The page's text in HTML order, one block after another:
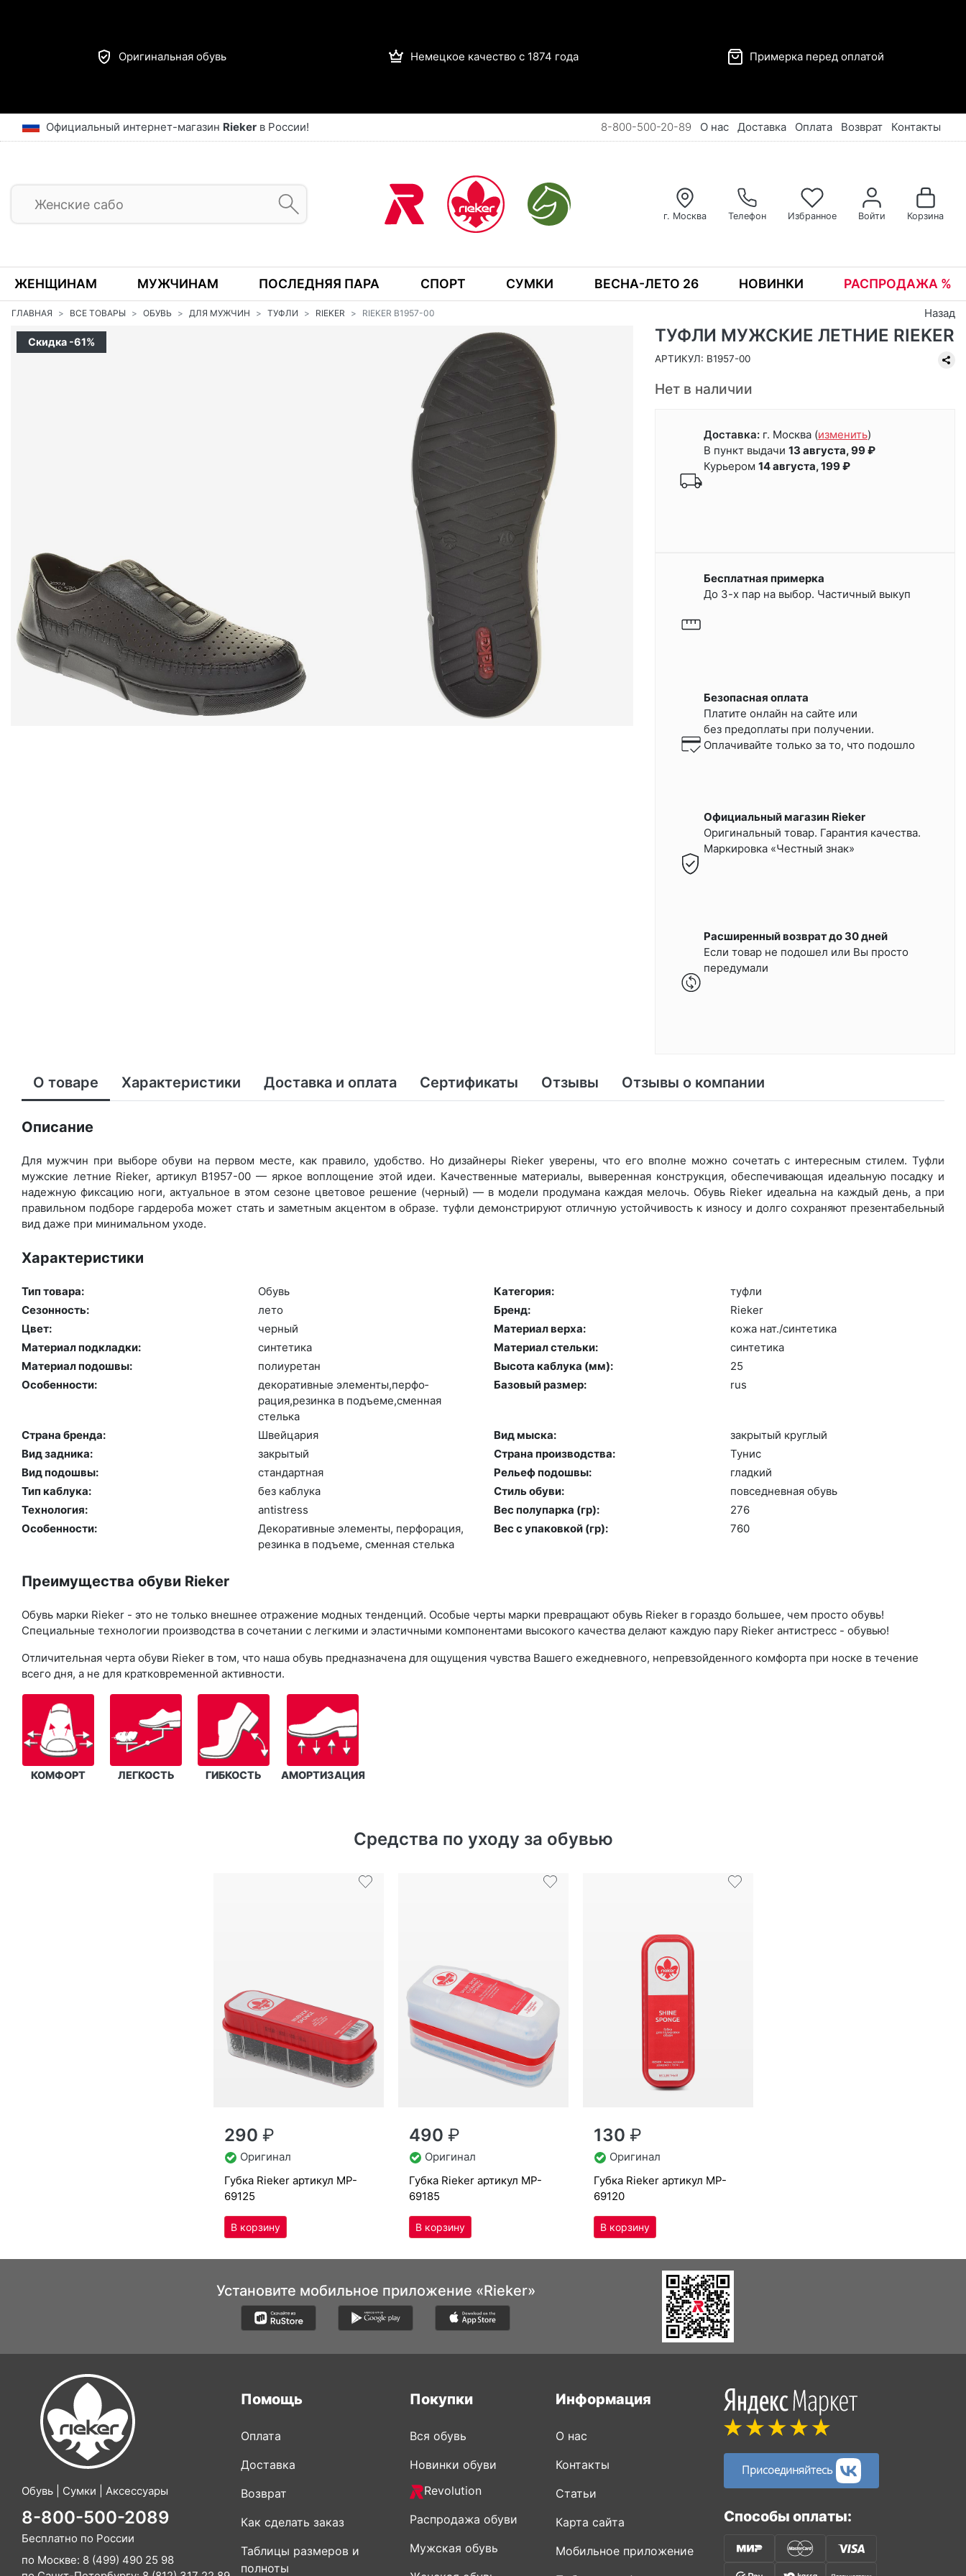
Оригинальная обувь Немецкое качество с 1874 года Примерка перед оплатой
Официальный интернет-магазин Rieker в России! 8-800-500-20-89 О нас Доставка Оплата Возврат Контакты
г. Москва Телефон Избранное Войти Корзина
ЖЕНЩИНАМ МУЖЧИНАМ ПОСЛЕДНЯЯ ПАРА СПОРТ СУМКИ ВЕСНА-ЛЕТО 26 НОВИНКИ РАСПРОДАЖА %
ГЛАВНАЯ ВСЕ ТОВАРЫ ОБУВЬ ДЛЯ МУЖЧИН ТУФЛИ RIEKER RIEKER B1957-00 Назад
Скидка -61% ТУФЛИ МУЖСКИЕ ЛЕТНИЕ RIEKER
АРТИКУЛ: B1957-00
Нет в наличии
Доставка: г. Москва (изменить)
В пункт выдачи 13 августа, 99 ₽
Курьером 14 августа, 199 ₽
Бесплатная примерка
До 3-х пар на выбор. Частичный выкуп
Безопасная оплата
Платите онлайн на сайте или
без предоплаты при получении.
Оплачивайте только за то, что подошло
Официальный магазин Rieker
Оригинальный товар. Гарантия качества.
Маркировка «Честный знак»
Расширенный возврат до 30 дней
Если товар не подошел или Вы просто
передумали
О товаре Характеристики Доставка и оплата Сертификаты Отзывы Отзывы о компании
Описание
Для мужчин при выборе обуви на первом месте, как правило, удобство. Но дизайнеры Rieker уверены, что его вполне можно сочетать с интересным стилем. Туфли
мужские летние Rieker, артикул B1957-00 — яркое воплощение этой идеи. Качественные материалы, выверенная конструкция, обеспечивающая идеальную посадку и
надежную фиксацию ноги, актуальное в этом сезоне цветовое решение (черный) — в модели продумана каждая мелочь. Обувь Rieker идеальна на каждый день, а при
правильном подборе гардероба может стать и заметным акцентом в образе. туфли демонстрируют отличную устойчивость к износу и долго сохраняют презентабельный
вид даже при минимальном уходе.
Характеристики
Тип товара: Обувь Категория:
туф­ли
Сезонность:
ле­то Бренд:
Ri­eker
Цвет:
чер­ный Материал верха:
ко­жа нат./син­те­тика
Материал подкладки:
син­те­тика Материал стельки:
син­те­тика
Материал подошвы:
по­ли­уре­тан Высота каблука (мм):
25
Особенности:
де­кора­тив­ные эле­мен­ты,пер­фо­
рация,ре­зин­ка в подъ­еме,смен­ная
стель­ка
Базовый размер: rus
Страна бренда: Швей­ца­рия Вид мыска:
зак­ры­тый круг­лый
Вид задника:
зак­ры­тый Страна производства:
Ту­нис
Вид подошвы:
стан­дарт­ная Рельеф подошвы:
глад­кий
Тип каблука:
без каб­лу­ка Стиль обуви:
пов­седнев­ная обувь
Технология:
an­tist­ress Вес полупарка (гр):
276
Особенности:
Де­кора­тив­ные эле­мен­ты, пер­фо­рация,
ре­зин­ка в подъ­еме, смен­ная стель­ка
Вес с упаковкой (гр): 760
Преимущества обуви Rieker
Обувь марки Rieker - это не только внешнее отражение модных тенденций. Особые черты марки превращают обувь Rieker в гораздо большее, чем просто обувь!
Специальные технологии производства в сочетании с легкими и эластичными компонентами высокого качества делают каждую пару Rieker антистресс - обувью!
Отличительная черта обуви Rieker в том, что наша обувь предназначена для ощущения чувства Вашего ежедневного, непревзойденного комфорта при носке в течение
всего дня, а не для кратковременной активности.
КОМФОРТ ЛЕГКОСТЬ ГИБКОСТЬ АМОРТИЗАЦИЯ
Средства по уходу за обувью
290 ₽
Оригинал
губ­ка Ri­eker артикул MP-
69125
490 ₽
Оригинал
губ­ка Ri­eker артикул MP-
69185
130 ₽
Оригинал
губ­ка Ri­eker артикул MP-
69120
Установите мобильное приложение «Rieker»
Обувь | Сумки | Аксессуары
8-800-500-2089
Бесплатно по России
по Москве: 8 (499) 490 25 98
Помощь
Оплата
Доставка
Возврат
Как сделать заказ
Таблицы размеров и
полноты
Покупки
Вся обувь
Новинки обуви
Revolution
Распродажа обуви
Мужская обувь
Информация
О нас
Контакты
Статьи
Карта сайта
Мобильное приложение
Присоединяйтесь
Способы оплаты: